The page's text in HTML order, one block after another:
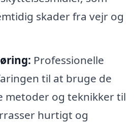
skader fra vejr og
Professionelle
til at bruge de
metoder og teknikker til
hurtigt og